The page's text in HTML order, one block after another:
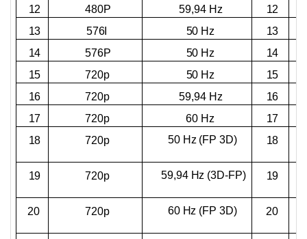
12
480P 59,94 Hz
12
13
576I 50 Hz
13
14
576P 50 Hz
14
15
720p 50 Hz
15
16
720p 59,94 Hz
16
17
720p 60 Hz
17
18
720p 50 Hz (FP 3D) 18
19 720p 59,94 Hz (3D-FP) 19
20 720p 60 Hz (FP 3D) 20